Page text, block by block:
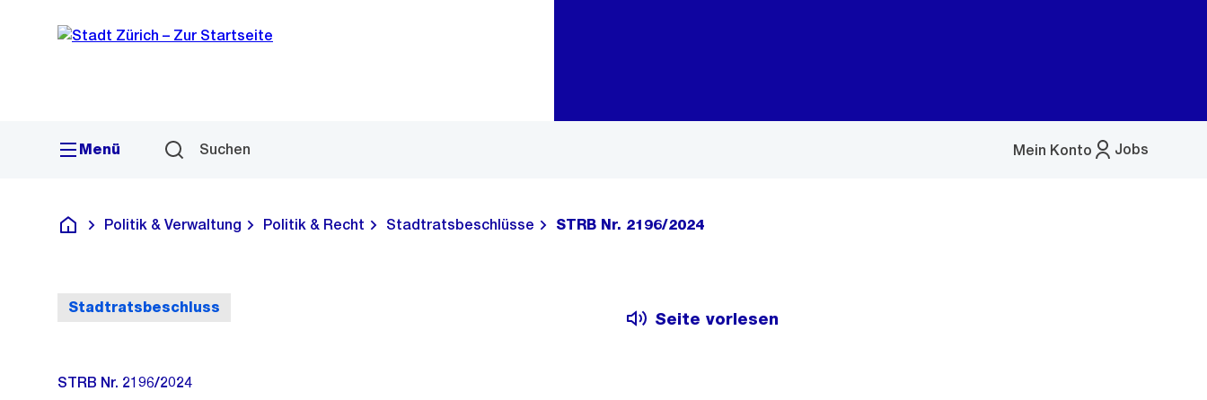
Navigation
Sprunglink
Menü Suchen Jobs
Mein Konto
Menü
Deutsch
Politik & Verwaltung Politik & Recht Stadtratsbeschlüsse STRB Nr. 2196/2024
Stadtratsbeschluss
Seite vorlesen
STRB Nr. 2196/2024